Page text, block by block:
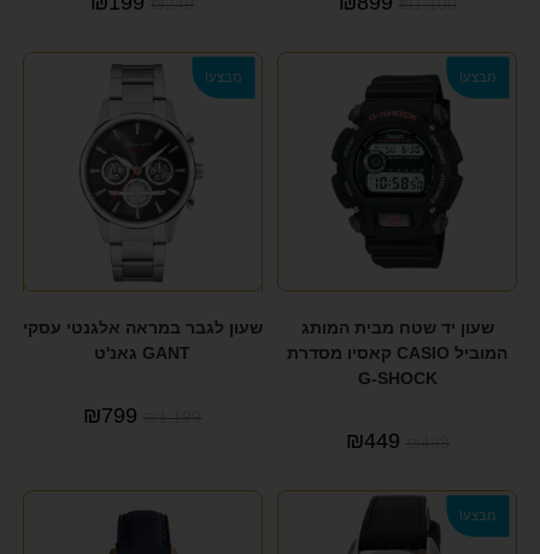
₪1,100
₪249
מבצע!
שעון יד שטח מבית המותג
המוביל CASIO קאסיו מסדרת
G-SHOCK
₪499
₪449
מבצע!
שעון לגבר במראה אלגנטי עסקי
GANT גאנ'ט
₪1,199
₪799
מבצע!